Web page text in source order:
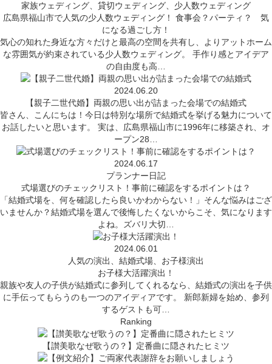
家族ウェディング、貸切ウェディング、少人数ウェディング
広島県福山市で人気の少人数ウェディング！ 食事会？パーティ？ 気
になる過ごし方！
気心の知れた身近な方々だけと最高の空間を共有し、よりアットホーム
な雰囲気が約束されている少人数ウェディング。 手作り感とアイデア
の自由度も高…
2024.06.20
【親子二世代婚】両親の思い出が詰まった会場での結婚式
皆さん、こんにちは！今日は特別な場所で結婚式を挙げる魅力について
お話したいと思います。 実は、広島県福山市に1996年に移築され、オ
ープン28…
2024.06.17
プランナー日記
式場選びのチェックリスト！事前に確認をするポイントは？
「結婚式場を、何を確認したら良いかわからない！」そんな悩みはござ
いませんか？結婚式場を選んで後悔したくないからこそ、気になります
よね。ズバリ大切…
2024.06.01
人気の演出、結婚式場、お子様演出
お子様大活躍演出！
親族や友人の子供が結婚式に参列してくれるなら、結婚式の演出を子供
に手伝ってもらうのも一つのアイディアです。 新郎新婦を始め、参列
するゲストも可…
Ranking
【讃美歌なぜ歌うの？】定番曲に隠されたヒミツ